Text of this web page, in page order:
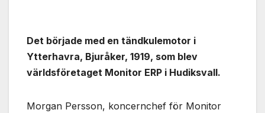
Det började med en tändkulemotor i
Ytterhavra, Bjuråker, 1919, som blev
världsföretaget Monitor ERP i Hudiksvall.
Morgan Persson, koncernchef för Monitor